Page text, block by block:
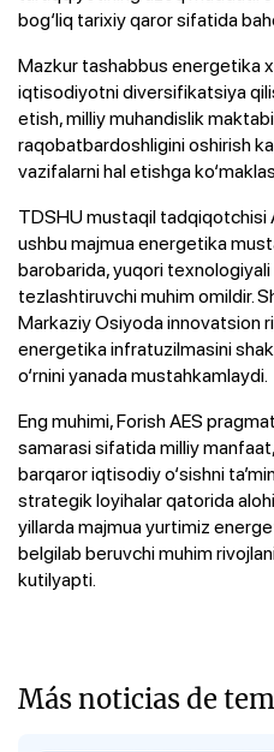
bog‘liq tarixiy qaror sifatida
Mazkur tashabbus energetika
iqtisodiyotni diversifikatsiya
etish, milliy muhandislik
raqobatbardoshligini oshirish
vazifalarni hal etishga
TDSHU mustaqil
ushbu majmua energetika
barobarida, yuqori
tezlashtiruvchi muhim omildir.
Markaziy Osiyoda innovatsion
energetika infratuzilmasini
o‘rnini yanada mustahkamlaydi.
Eng muhimi, Forish AES
samarasi sifatida milliy
barqaror iqtisodiy o‘sishni
strategik loyihalar qatorida
yillarda majmua yurtimiz
belgilab beruvchi muhim
kutilyapti.
Más noticias de